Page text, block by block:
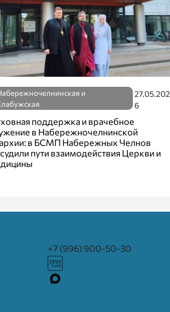
и
27.05.202
6
поддержка и врачебное
в Набережночелнинской
в БСМП Набережных Челнов
пути взаимодействия Церкви и
+7 (996) 900-50-30